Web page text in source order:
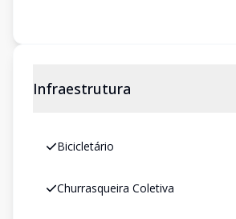
Infraestrutura
Bicicletário
Churrasqueira Coletiva